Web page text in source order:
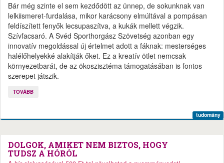
Bár még szinte el sem kezdődött az ünnep, de sokunknak van
lelkiismeret-furdalása, mikor karácsony elmúltával a pompásan
feldíszített fenyők lecsupaszítva, a kukák mellett végzik.
Szívfacsaró. A Svéd Sporthorgász Szövetség azonban egy
innovatív megoldással új értelmet adott a fáknak: mesterséges
halélőhelyekké alakítják őket. Ez a kreatív ötlet nemcsak
környezetbarát, de az ökoszisztéma támogatásában is fontos
szerepet játszik.
TOVÁBB
tudomány
DOLGOK, AMIKET NEM BIZTOS, HOGY
TUDSZ A HÓRÓL